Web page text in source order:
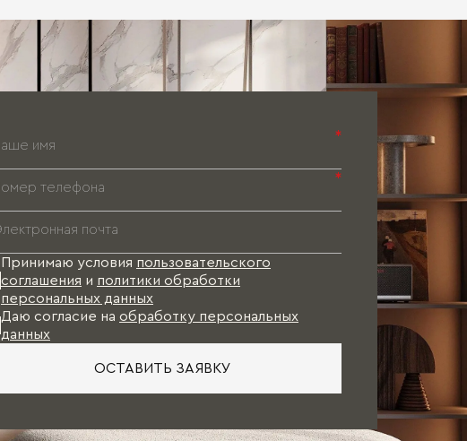
*
*
Принимаю условия пользовательского
соглашения и политики обработки
персональных данных
Даю согласие на обработку персональных
данных
ОСТАВИТЬ ЗАЯВКУ